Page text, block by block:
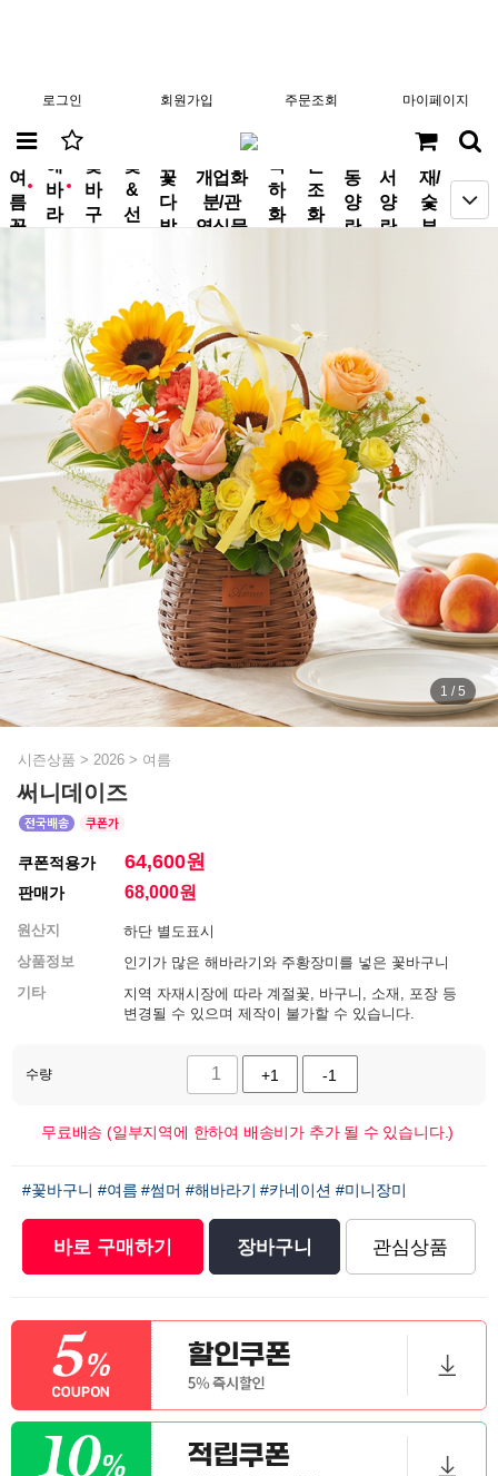
로그인 회원가입 주문조회 마이페이지
new
여
름
꽃
new
해
바
라
꽃
바
구
꽃
&
선
꽃
다
발
개업화
분/관
엽식물
축
하
화
근
조
화
동
양
란
서
양
란
분
재/
숯
부
1 / 5
시즌상품 > 2026 > 여름
써니데이즈
쿠폰적용가 64,600원
판매가 68,000원
원산지
하단 별도표시
상품정보
인기가 많은 해바라기와 주황장미를 넣은 꽃바구니
기타
지역 자재시장에 따라 계절꽃, 바구니, 소재, 포장 등
변경될 수 있으며 제작이 불가할 수 있습니다.
수량 +1 -1
무료배송 (일부지역에 한하여 배송비가 추가 될 수 있습니다.)
#꽃바구니 #여름 #썸머 #해바라기 #카네이션 #미니장미
바로 구매하기 장바구니 관심상품